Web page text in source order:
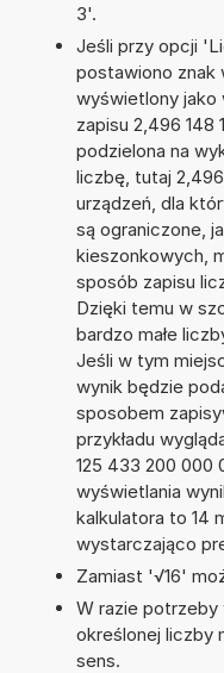
3'.
Jeśli przy opcji
postawiono znak
wyświetlony jako
zapisu 2,496 148
podzielona na
liczbę, tutaj
urządzeń, dla
są ograniczone,
kieszonkowych,
sposób zapisu
Dzięki temu w
bardzo małe
Jeśli w tym
wynik będzie
sposobem
przykładu
125 433 200 000
wyświetlania
kalkulatora to 14
wystarczająco
Zamiast '√16'
W razie potrzeby
określonej liczby
sens.